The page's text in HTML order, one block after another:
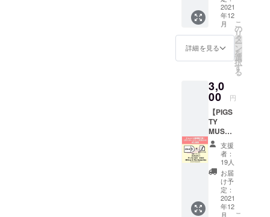
好きな
PIGSTY
のため
込めて
つくり
の紹介
＞
『DAD
SON
COFFE
E』
2021年
10月、
平岸に
オープ
ン。高
品質・
安全・
安心な
リップ
バッ
グ」
PIGSTY
オリジ
湯があ
れば簡
単にい
つでも
飲める1
杯分ず
つのド
リップ
バッグ
でお届
けしま
す。 ＜
お店の
紹介＞
弾！ ダ
ウン
ロード
コード
付き
申し込
み時に
「上乗
せ支
援」が
可能で
す。 も
ちろ
ん、お
気持ち
で構い
ませ
ん。
GOODD
AYS/DO
KARNA
GE/PEA
CE
OUT!/M
NAP
PUNCH
MOME
NT
PIGSTY
を支援
するバ
ンド達
による
新曲、
未発表
曲、再
録曲を
集めた
2021
年12
月
詳細を見る
こ
の
リ
タ
ー
ン
を
選
択
す
る
3,0
00 円
【PIGS
TY
MUST
GO ON
3】 収
録アー
ティス
ト:カメ
レオン
7/ザ・
ノロノ
支援
者：
19人
お届
け予
定：
2021
年12
月